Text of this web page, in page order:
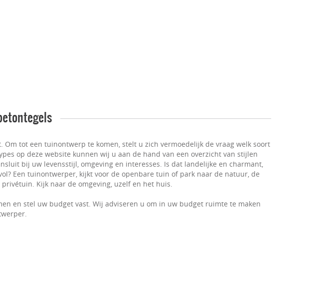
tot een tuinontwerp te komen, stelt u zich vermoedelijk de vraag welk soort
op deze website kunnen wij u aan de hand van een overzicht van stijlen
bij uw levensstijl, omgeving en interesses. Is dat landelijke en charmant,
Een tuinontwerper, kijkt voor de openbare tuin of park naar de natuur, de
Kijk naar de omgeving, uzelf en het huis.
en stel uw budget vast. Wij adviseren u om in uw budget ruimte te maken